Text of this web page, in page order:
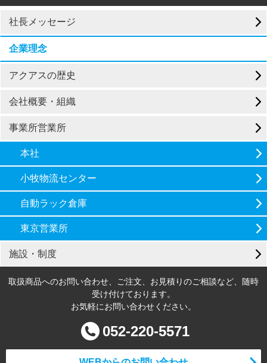
社長メッセージ
企業理念
アクアスの歴史
会社概要・組織
事業所営業所
本社
小牧物流センター
自動ラック倉庫
東京営業所
施設・制度
取扱商品へのお問い合わせ、ご注文、お見積りのご相談など、随時
受け付けております。
お気軽にお問い合わせください。
052-220-5571